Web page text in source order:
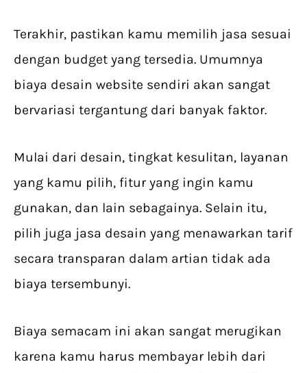
Terakhir, pastikan kamu memilih jasa sesuai
dengan budget yang tersedia. Umumnya
biaya desain website sendiri akan sangat
bervariasi tergantung dari banyak faktor.
Mulai dari desain, tingkat kesulitan, layanan
yang kamu pilih, fitur yang ingin kamu
gunakan, dan lain sebagainya. Selain itu,
pilih juga jasa desain yang menawarkan tarif
secara transparan dalam artian tidak ada
biaya tersembunyi.
Biaya semacam ini akan sangat merugikan
karena kamu harus membayar lebih dari